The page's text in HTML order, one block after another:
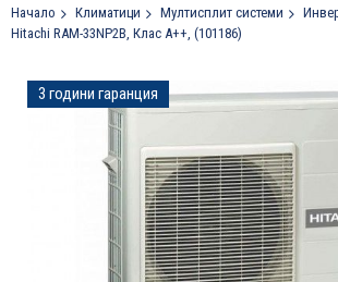
Начало Климатици Мултисплит системи
Hitachi RAM-33NP2B, Клас А++, (101186)
Преминете
към
3 години гаранция